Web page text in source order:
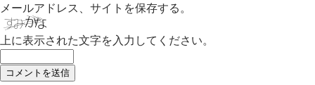
メールアドレス、サイトを保存する。
上に表示された文字を入力してください。